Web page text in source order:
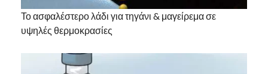
Το ασφαλέστερο λάδι για τηγάνι & μαγείρεμα σε
υψηλές θερμοκρασίες